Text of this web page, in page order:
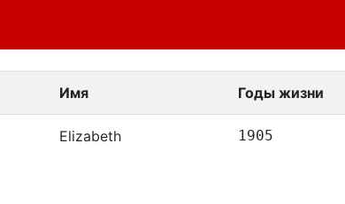
Имя Годы жизни
Elizabeth 1905